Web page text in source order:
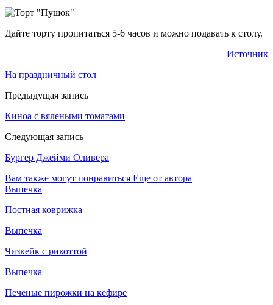
Дайте торту пропитаться 5-6 часов и можно подавать к столу.
Источник
На праздничный стол
Предыдущая запись
Киноа с вялеными томатами
Следующая запись
Бургер Джейми Оливера
Вам также могут понравиться Еще от автора
Выпечка
Постная коврижка
Выпечка
Чизкейк с рикоттой
Выпечка
Печеные пирожки на кефире